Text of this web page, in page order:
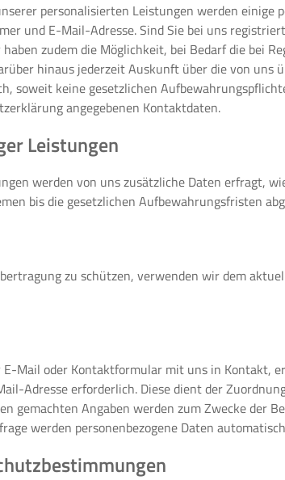
personalisierten Leistungen werden
und E-Mail-Adresse. Sind Sie bei uns
zudem die Möglichkeit, bei Bedarf die bei
hinaus jederzeit Auskunft über die von uns
soweit keine gesetzlichen
angegebenen Kontaktdaten.
Leistungen
werden von uns zusätzliche Daten erfragt,
bis die gesetzlichen Aufbewahrungsfristen
zu schützen, verwenden wir dem
E-Mail oder Kontaktformular mit uns in
Adresse erforderlich. Diese dient der
gemachten Angaben werden zum Zwecke der
werden personenbezogene Daten